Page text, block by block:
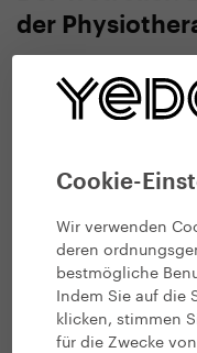
Cookie-
Wir verwenden
deren
bestmögliche
Indem Sie auf die
klicken, stimmen
für die Zwecke
der
3. 6. 2020 | Vendula